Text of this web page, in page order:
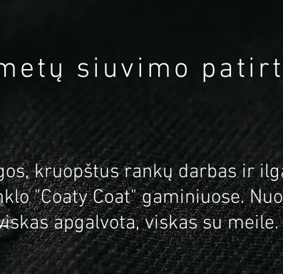
siuvimo
kruopštus rankų darbas ir
"Coaty Coat" gaminiuose.
apgalvota, viskas su meile.